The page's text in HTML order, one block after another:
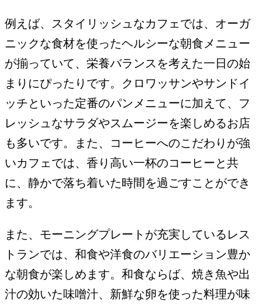
例えば、スタイリッシュなカフェでは、オーガ
ニックな食材を使ったヘルシーな朝食メニュー
が揃っていて、栄養バランスを考えた一日の始
まりにぴったりです。クロワッサンやサンドイ
ッチといった定番のパンメニューに加えて、フ
レッシュなサラダやスムージーを楽しめるお店
も多いです。また、コーヒーへのこだわりが強
いカフェでは、香り高い一杯のコーヒーと共
に、静かで落ち着いた時間を過ごすことができ
ます。
また、モーニングプレートが充実しているレス
トランでは、和食や洋食のバリエーション豊か
な朝食が楽しめます。和食ならば、焼き魚や出
汁の効いた味噌汁、新鮮な卵を使った料理が味